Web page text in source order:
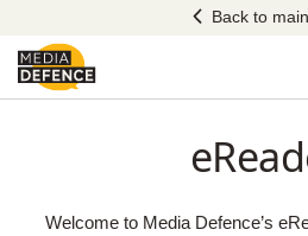
content
Back to
Welcome to Media Defence’s